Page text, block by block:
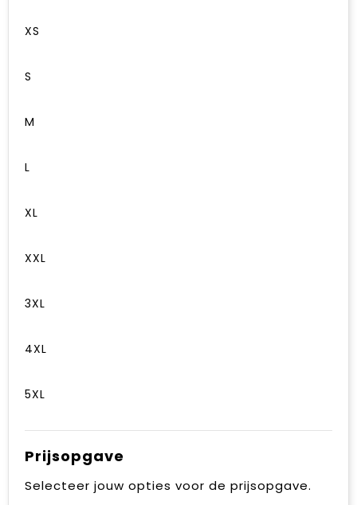
XS
S
M
L
XL
XXL
3XL
4XL
5XL
Prijsopgave
Selecteer jouw opties voor de prijsopgave.